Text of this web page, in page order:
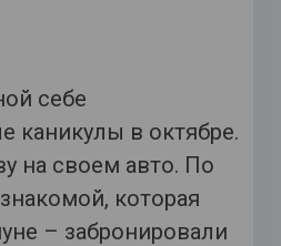
себе
каникулы в октябре.
на своем авто. По
которая
– забронировали